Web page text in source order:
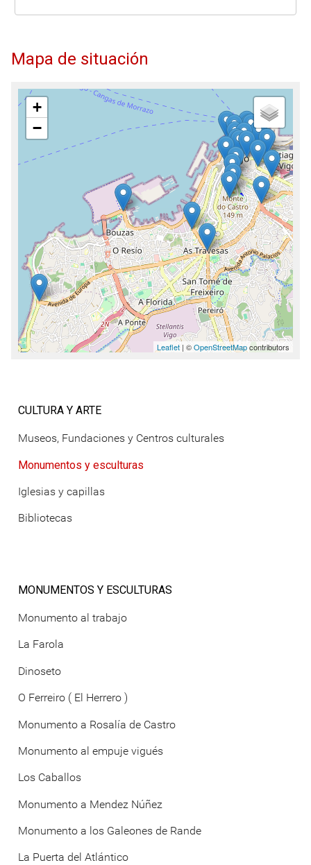
Mapa de situación
+
−
Leaflet | ©OpenStreetMapcontributors
CULTURA Y ARTE
Museos, Fundaciones y Centros culturales
Monumentos y esculturas
Iglesias y capillas
Bibliotecas
MONUMENTOS Y ESCULTURAS
Monumento al trabajo
La Farola
Dinoseto
O Ferreiro ( El Herrero )
Monumento a Rosalía de Castro
Monumento al empuje vigués
Los Caballos
Monumento a Mendez Núñez
Monumento a los Galeones de Rande
La Puerta del Atlántico